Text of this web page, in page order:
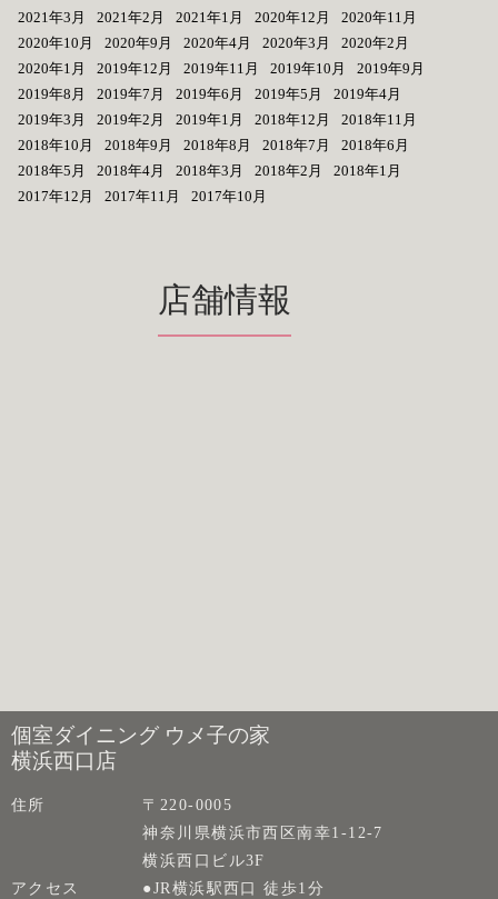
2021年3月
2021年2月 2021年1月 2020年12月
2020年11月
2020年10月
2020年9月 2020年4月 2020年3月
2020年2月
2020年1月
2019年12月 2019年11月 2019年10月
2019年9月
2019年8月
2019年7月 2019年6月 2019年5月
2019年4月
2019年3月
2019年2月 2019年1月 2018年12月
2018年11月
2018年10月
2018年9月 2018年8月 2018年7月
2018年6月
2018年5月
2018年4月 2018年3月 2018年2月
2018年1月
2017年12月
2017年11月 2017年10月
店舗情報
個室ダイニング ウメ子の家
横浜西口店
住所
〒220-0005
神奈川県横浜市西区南幸1-12-7
横浜西口ビル3F
アクセス
●JR横浜駅西口 徒歩1分